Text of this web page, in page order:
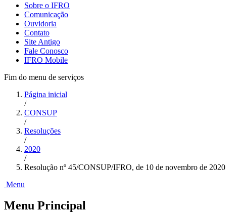
Sobre o IFRO
Comunicação
Ouvidoria
Contato
Site Antigo
Fale Conosco
IFRO Mobile
Fim do menu de serviços
Página inicial
/
CONSUP
/
Resoluções
/
2020
/
Resolução nº 45/CONSUP/IFRO, de 10 de novembro de 2020
Menu
Menu Principal